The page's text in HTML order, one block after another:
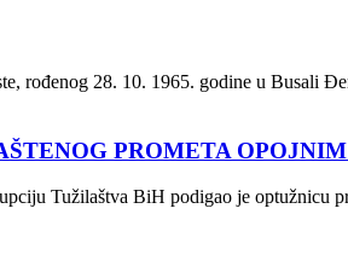
rođenog 28. 10. 1965. godine u Busali
PROMETA
Tužilaštva BiH podigao je optužnicu